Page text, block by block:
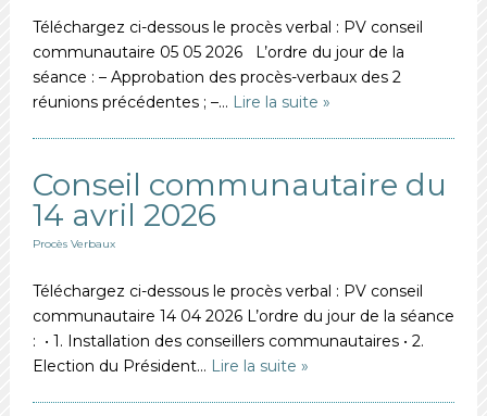
Téléchargez ci-dessous le procès verbal : PV conseil
communautaire 05 05 2026 L’ordre du jour de la
séance : – Approbation des procès-verbaux des 2
réunions précédentes ; –… Lire la suite »
Conseil communautaire du
14 avril 2026
Procès Verbaux
Téléchargez ci-dessous le procès verbal : PV conseil
communautaire 14 04 2026 L’ordre du jour de la séance
: • 1. Installation des conseillers communautaires • 2.
Election du Président… Lire la suite »